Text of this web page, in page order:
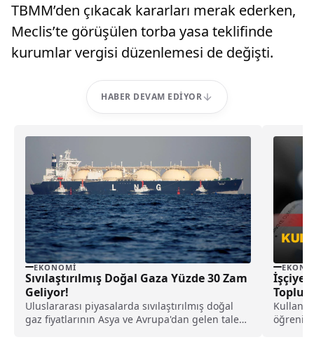
TBMM’den çıkacak kararları merak ederken,
Meclis’te görüşülen torba yasa teklifinde
kurumlar vergisi düzenlemesi de değişti.
HABER DEVAM EDIYOR
EKONOMI
Sıvılaştırılmış Doğal Gaza Yüzde 30 Zam
Geliyor!
Uluslararası piyasalarda sıvılaştırılmış doğal
gaz fiyatlarının Asya ve Avrupa'dan gelen talep
İşçiye
Toplu